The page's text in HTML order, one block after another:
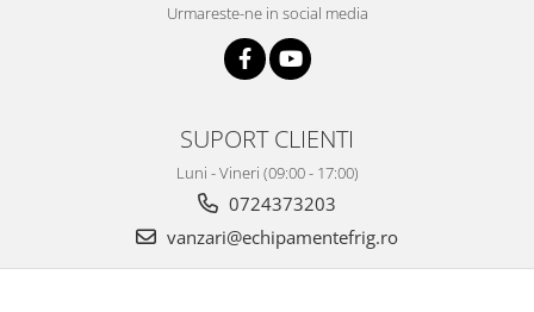
Urmareste-ne in social media
SUPORT CLIENTI
Luni - Vineri (09:00 - 17:00)
0724373203
vanzari@echipamentefrig.ro